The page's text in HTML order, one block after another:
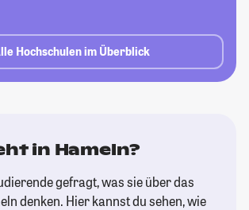
Hochschulen im Überblick
in Hameln?
gefragt, was sie über das
denken. Hier kannst du sehen, wie